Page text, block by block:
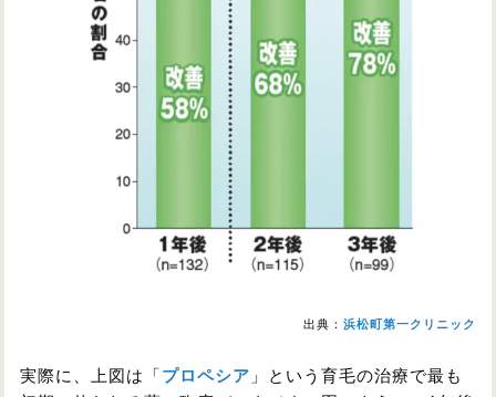
出典： 浜松町第一クリニック
実際に、上図は「 プロペシア 」という育毛の治療で最も